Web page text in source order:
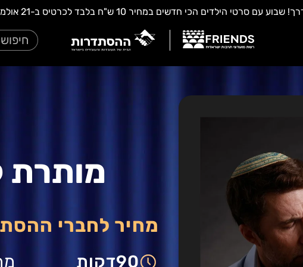
מותרת
מחיר לחברי
90דקות